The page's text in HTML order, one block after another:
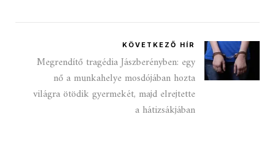
KÖVETKEZŐ HÍR
Megrendítő tragédia Jászberényben: egy
nő a munkahelye mosdójában hozta
világra ötödik gyermekét, majd elrejtette
a hátizsákjában